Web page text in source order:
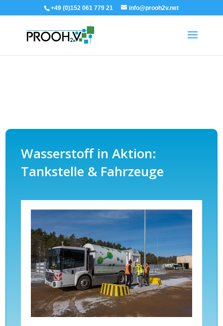
+49 (0)152 061 779 21 info@prooh2v.net
Wasserstoff in Aktion:
Tankstelle & Fahrzeuge